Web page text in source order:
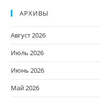
АРХИВЫ
Август 2026
Июль 2026
Июнь 2026
Май 2026